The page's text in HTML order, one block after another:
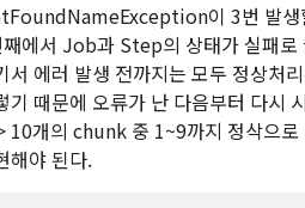
이 3번 발생
에서 Job과 Step의 상태가 실패로
서 에러 발생 전까지는 모두 정상처
기 때문에 오류가 난 다음부터 다시
10개의 chunk 중 1~9까지 정삭으
해야 된다.